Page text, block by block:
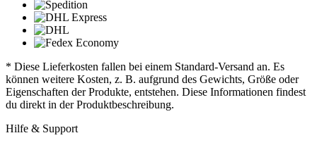
* Diese Lieferkosten fallen bei einem Standard-Versand an. Es
können weitere Kosten, z. B. aufgrund des Gewichts, Größe oder
Eigenschaften der Produkte, entstehen. Diese Informationen findest
du direkt in der Produktbeschreibung.
Hilfe & Support